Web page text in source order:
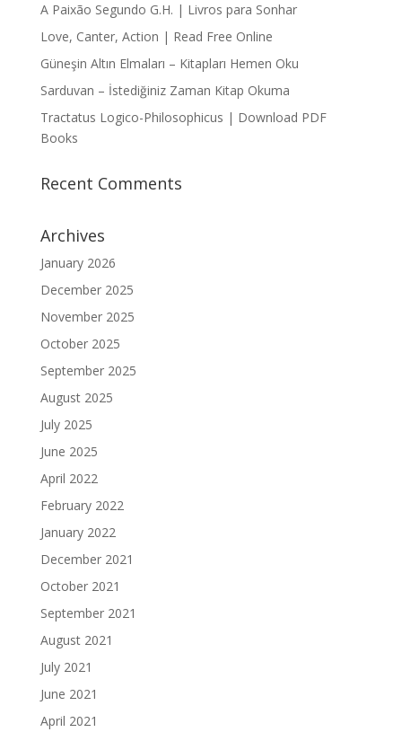
A Paixão Segundo G.H. | Livros para Sonhar
Love, Canter, Action | Read Free Online
Güneşin Altın Elmaları – Kitapları Hemen Oku
Sarduvan – İstediğiniz Zaman Kitap Okuma
Tractatus Logico-Philosophicus | Download PDF
Books
Recent Comments
Archives
January 2026
December 2025
November 2025
October 2025
September 2025
August 2025
July 2025
June 2025
April 2022
February 2022
January 2022
December 2021
October 2021
September 2021
August 2021
July 2021
June 2021
April 2021